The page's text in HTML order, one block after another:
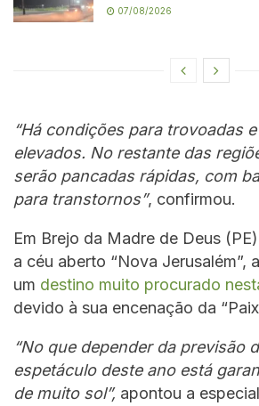
07/08/2026
“Há condições para trovoadas
elevados. No restante das
serão pancadas rápidas, com
para transtornos”, confirmou.
Em Brejo da Madre de Deus
a céu aberto “Nova Jerusalém”,
um destino muito procurado
devido à sua encenação da
“No que depender da previsão
espetáculo deste ano está
de muito sol”, apontou a